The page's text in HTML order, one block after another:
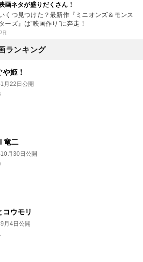
映画ネタが盛りだくさん！
くつ見つけた？最新作『ミニオンズ＆モンス
ーズ』は“映画作り”に奔走！
PR
ランキング
や姫！
月22日公開
竜二
月30日公開
コウモリ
月4日公開